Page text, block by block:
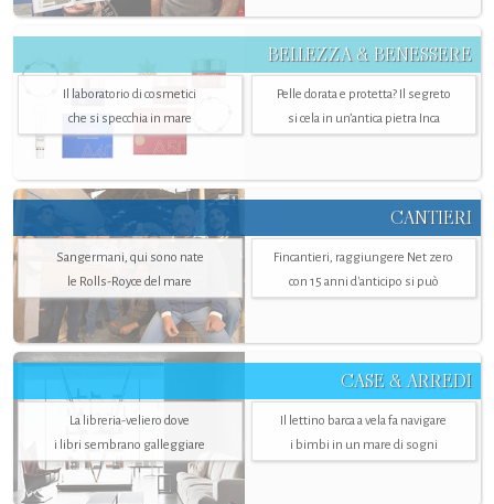
BELLEZZA & BENESSERE
Il laboratorio di cosmetici
che si specchia in mare
Pelle dorata e protetta? Il segreto
si cela in un’antica pietra Inca
CANTIERI
Sangermani, qui sono nate
le Rolls-Royce del mare
Fincantieri, raggiungere Net zero
con 15 anni d'anticipo si può
CASE & ARREDI
La libreria-veliero dove
i libri sembrano galleggiare
Il lettino barca a vela fa navigare
i bimbi in un mare di sogni